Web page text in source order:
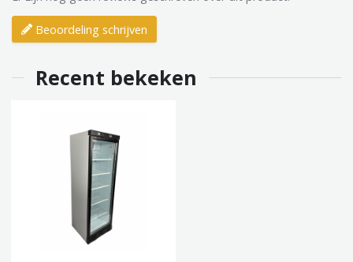
Beoordeling schrijven
Recent bekeken